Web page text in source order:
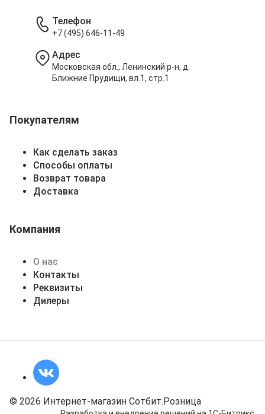
Покупателям
Как сделать заказ
Способы оплаты
Возврат товара
Доставка
Компания
О нас
Контакты
Реквизиты
Дилеры
Телефон
+7 (495) 646-11-49
Адрес
Московская обл., Ленинский р-н, д.
Ближние Прудищи, вл.1, стр.1
© 2026 Интернет-магазин Сотбит.Розница